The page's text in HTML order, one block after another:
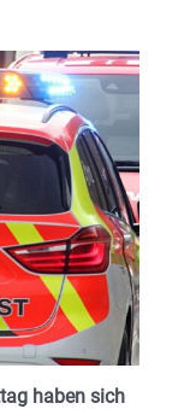
haben sich